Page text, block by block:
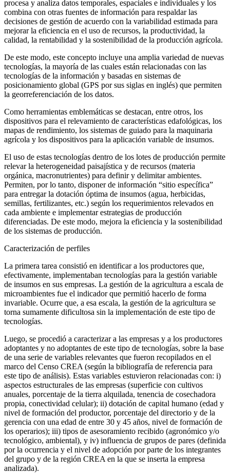
procesa y analiza datos temporales, espaciales e individuales y los
combina con otras fuentes de información para respaldar las
decisiones de gestión de acuerdo con la variabilidad estimada para
mejorar la eficiencia en el uso de recursos, la productividad, la
calidad, la rentabilidad y la sostenibilidad de la producción agrícola.
De este modo, este concepto incluye una amplia variedad de nuevas
tecnologías, la mayoría de las cuales están relacionadas con las
tecnologías de la información y basadas en sistemas de
posicionamiento global (GPS por sus siglas en inglés) que permiten
la georreferenciación de los datos.
Como herramientas emblemáticas se destacan, entre otros, los
dispositivos para el relevamiento de características edafológicas, los
mapas de rendimiento, los sistemas de guiado para la maquinaria
agrícola y los dispositivos para la aplicación variable de insumos.
El uso de estas tecnologías dentro de los lotes de producción permite
relevar la heterogeneidad paisajística y de recursos (materia
orgánica, macronutrientes) para definir y delimitar ambientes.
Permiten, por lo tanto, disponer de información “sitio específica”
para entregar la dotación óptima de insumos (agua, herbicidas,
semillas, fertilizantes, etc.) según los requerimientos relevados en
cada ambiente e implementar estrategias de producción
diferenciadas. De este modo, mejora la eficiencia y la sostenibilidad
de los sistemas de producción.
Caracterización de perfiles
La primera tarea consistió en identificar a los productores que,
efectivamente, implementaban tecnologías para la gestión variable
de insumos en sus empresas. La gestión de la agricultura a escala de
microambientes fue el indicador que permitió hacerlo de forma
invariable. Ocurre que, a esa escala, la gestión de la agricultura se
torna sumamente dificultosa sin la implementación de este tipo de
tecnologías.
Luego, se procedió a caracterizar a las empresas y a los productores
adoptantes y no adoptantes de este tipo de tecnologías, sobre la base
de una serie de variables relevantes que fueron recopilados en el
marco del Censo CREA (según la bibliografía de referencia para
este tipo de análisis). Estas variables estuvieron relacionadas con: i)
aspectos estructurales de las empresas (superficie con cultivos
anuales, porcentaje de la tierra alquilada, tenencia de cosechadora
propia, conectividad celular); ii) dotación de capital humano (edad y
nivel de formación del productor, porcentaje del directorio y de la
gerencia con una edad de entre 30 y 45 años, nivel de formación de
los operarios); iii) tipos de asesoramiento recibido (agronómico y/o
tecnológico, ambiental), y iv) influencia de grupos de pares (definida
por la ocurrencia y el nivel de adopción por parte de los integrantes
del grupo y de la región CREA en la que se inserta la empresa
analizada).